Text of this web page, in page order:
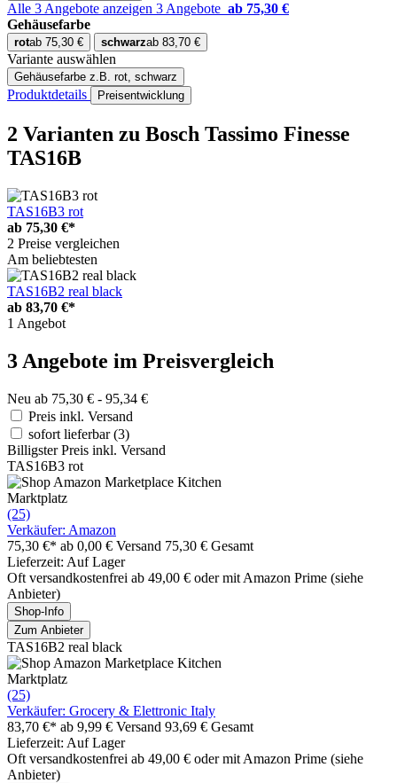
Alle 3 Angebote anzeigen 3 Angebote ab 75,30 €
Gehäusefarbe
rotab 75,30 € schwarzab 83,70 €
Variante auswählen
Gehäusefarbe z.B. rot, schwarz
Produktdetails Preisentwicklung
2 Varianten zu Bosch Tassimo Finesse
TAS16B
TAS16B3 rot
ab 75,30 €*
2 Preise vergleichen
Am beliebtesten
TAS16B2 real black
ab 83,70 €*
1 Angebot
3 Angebote im Preisvergleich
Neu ab 75,30 € - 95,34 €
Preis inkl. Versand
sofort lieferbar(3)
Billigster Preis inkl. Versand
TAS16B3 rot
Marktplatz
(25)
Verkäufer: Amazon
75,30 €* ab 0,00 € Versand 75,30 € Gesamt
Lieferzeit: Auf Lager
Oft versandkostenfrei ab 49,00 € oder mit Amazon Prime (siehe
Anbieter)
Shop-Info
Zum Anbieter
TAS16B2 real black
Marktplatz
(25)
Verkäufer: Grocery & Elettronic Italy
83,70 €* ab 9,99 € Versand 93,69 € Gesamt
Lieferzeit: Auf Lager
Oft versandkostenfrei ab 49,00 € oder mit Amazon Prime (siehe
Anbieter)